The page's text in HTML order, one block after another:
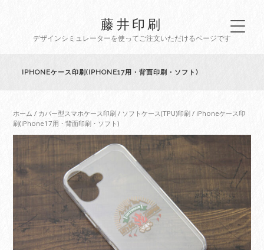
藤井印刷
デザインシミュレーターを使ってご注文いただけるページです
IPHONEケース印刷(IPHONE17用・背面印刷・ソフト)
ホーム / カバー型スマホケース印刷 / ソフトケース(TPU)印刷 / iPhoneケース印
刷(iPhone17用・背面印刷・ソフト)